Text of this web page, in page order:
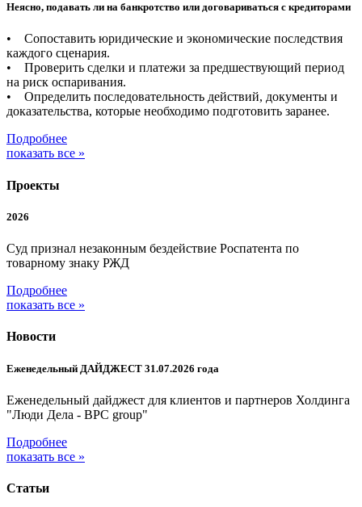
Неясно, подавать ли на банкротство или договариваться с кредиторами
• Сопоставить юридические и экономические последствия
каждого сценария.
• Проверить сделки и платежи за предшествующий период
на риск оспаривания.
• Определить последовательность действий, документы и
доказательства, которые необходимо подготовить заранее.
Подробнее
показать все »
Проекты
2026
Суд признал незаконным бездействие Роспатента по
товарному знаку РЖД
Подробнее
показать все »
Новости
Еженедельный ДАЙДЖЕСТ 31.07.2026 года
Еженедельный дайджест для клиентов и партнеров Холдинга
"Люди Дела - BPC group"
Подробнее
показать все »
Статьи